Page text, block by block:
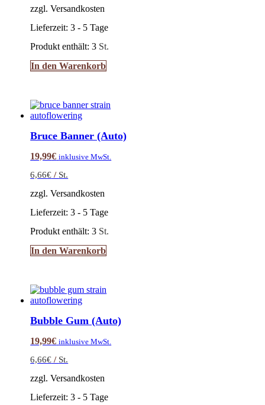
zzgl. Versandkosten
Lieferzeit:3 - 5 Tage
Produkt enthält: 3 St.
In den Warenkorb
Bruce Banner (Auto)
19,99€ inklusive MwSt.
6,66€ / St.
zzgl. Versandkosten
Lieferzeit:3 - 5 Tage
Produkt enthält: 3 St.
In den Warenkorb
Bubble Gum (Auto)
19,99€ inklusive MwSt.
6,66€ / St.
zzgl. Versandkosten
Lieferzeit:3 - 5 Tage